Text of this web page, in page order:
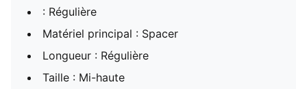
: Régulière
Matériel principal : Spacer
Longueur : Régulière
Taille : Mi-haute